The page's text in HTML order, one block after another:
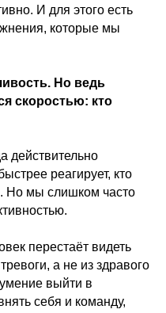
И для этого есть
которые мы
Но ведь
скоростью: кто
действительно
реагирует, кто
Но мы слишком часто
перестаёт видеть
а не из здравого
выйти в
себя и команду,